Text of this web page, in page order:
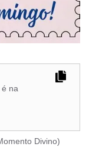
na
Divino)